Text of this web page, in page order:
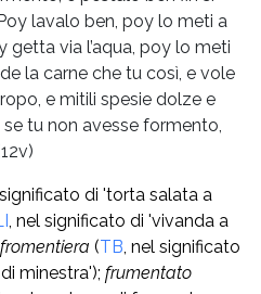
lavalo ben, poy lo meti a
getta via l’aqua, poy lo meti
la carne che tu così, e vole
e mitili spesie dolze e
tu non avesse formento,
di 'torta salata a
, nel significato di 'vivanda a
fromentiera (TB, nel significato
minestra'); frumentato